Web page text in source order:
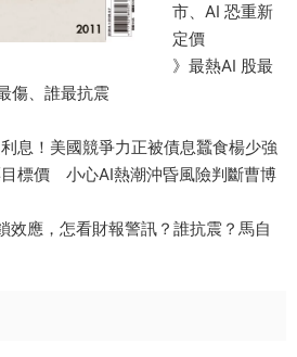
市、AI 恐重新
定價
》最熱AI 股最
傷、誰最抗震
息！美國競爭力正被債息蠶食楊少強
標價 小心AI熱潮沖昏風險判斷曹博
效應，怎看財報警訊？誰抗震？馬自